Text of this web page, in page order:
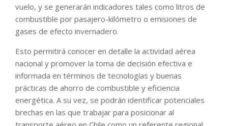
vuelo, y se generarán indicadores tales como litros de
combustible por pasajero-kilómetro o emisiones de
gases de efecto invernadero.
Esto permitirá conocer en detalle la actividad aérea
nacional y promover la toma de decisión efectiva e
informada en términos de tecnologías y buenas
prácticas de ahorro de combustible y eficiencia
energética. A su vez, se podrán identificar potenciales
brechas en las que trabajar para posicionar al